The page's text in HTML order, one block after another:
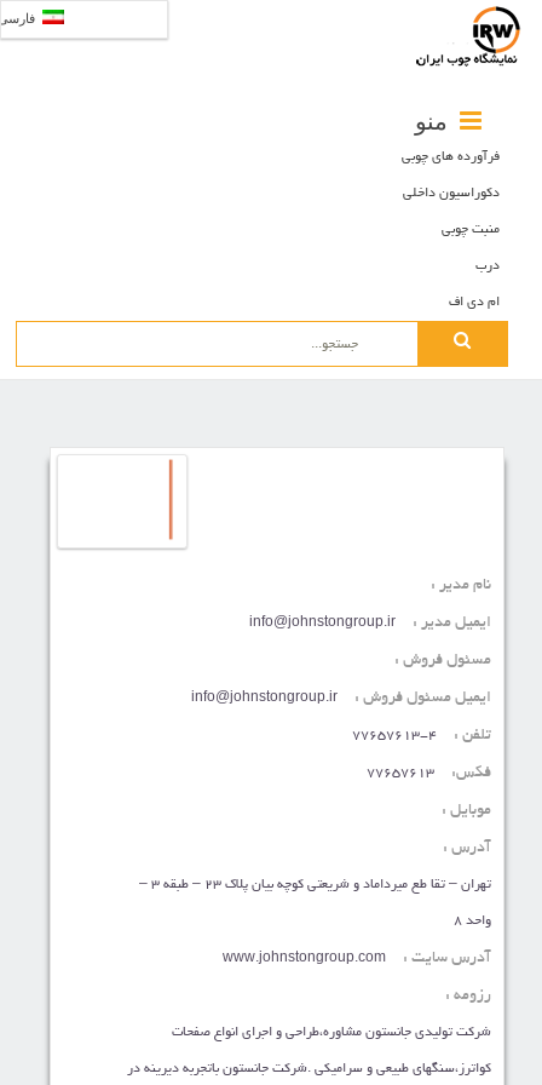
منو
فرآورده های چوبی
دکوراسیون داخلی
منبت چوبی
درب
ام دی اف
Search
نام مدیر :
ایمیل مدیر : info@johnstongroup.ir
مسئول فروش :
ایمیل مسئول فروش : info@johnstongroup.ir
تلفن : 77657613-4
فکس: 77657613
موبایل :
آدرس :
تهران – تقا طع میرداماد و شریعتی کوچه بیان پلاک 23 – طبقه 3 –
واحد 8
آدرس سایت : www.johnstongroup.com
رزومه :
شرکت تولیدی جانستون مشاوره،طراحی و اجرای انواع صفحات
کواترز،سنگهای طبیعی و سرامیکی .شرکت جانستون باتجربه دیرینه در